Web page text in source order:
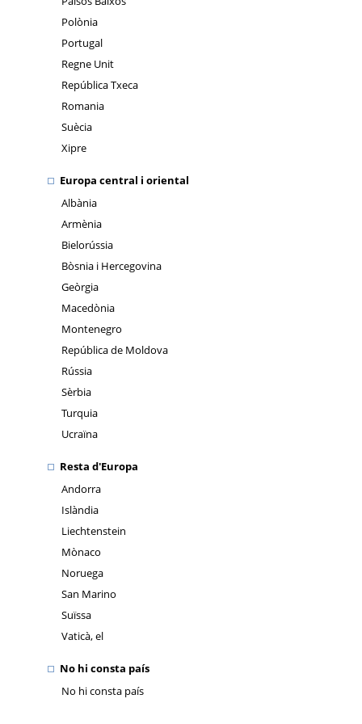
Polònia
Portugal
Regne Unit
República Txeca
Romania
Suècia
Xipre
Europa central i oriental
Albània
Armènia
Bielorússia
Bòsnia i Hercegovina
Geòrgia
Macedònia
Montenegro
República de Moldova
Rússia
Sèrbia
Turquia
Ucraïna
Resta d'Europa
Andorra
Islàndia
Liechtenstein
Mònaco
Noruega
San Marino
Suïssa
Vaticà, el
No hi consta país
No hi consta país